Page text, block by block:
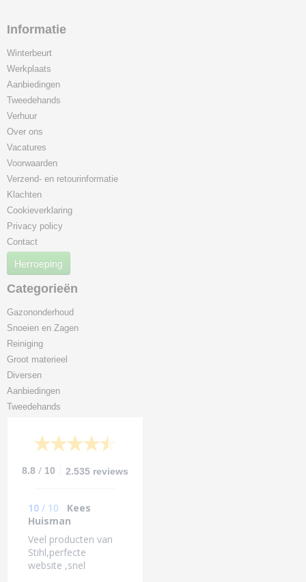
Informatie
Winterbeurt
Werkplaats
Aanbiedingen
Tweedehands
Verhuur
Over ons
Vacatures
Voorwaarden
Verzend- en retourinformatie
Klachten
Cookieverklaring
Privacy policy
Contact
Herroeping
Categorieën
Gazononderhoud
Snoeien en Zagen
Reiniging
Groot materieel
Diversen
Aanbiedingen
Tweedehands
8.8 / 10 2.535 reviews
10 / 10
Kees
Huisman
Veel producten van
Stihl,perfecte
website ,snel